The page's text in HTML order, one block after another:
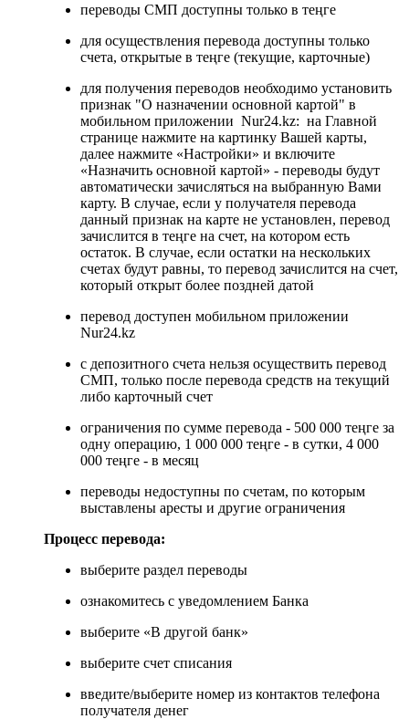
переводы СМП доступны только в теңге
для осуществления перевода доступны только
счета, открытые в теңге (текущие, карточные)
для получения переводов необходимо установить
признак "О назначении основной картой" в
мобильном приложении Nur24.kz: на Главной
странице нажмите на картинку Вашей карты,
далее нажмите «Настройки» и включите
«Назначить основной картой» - переводы будут
автоматически зачисляться на выбранную Вами
карту. В случае, если у получателя перевода
данный признак на карте не установлен, перевод
зачислится в теңге на счет, на котором есть
остаток. В случае, если остатки на нескольких
счетах будут равны, то перевод зачислится на счет,
который открыт более поздней датой
перевод доступен мобильном приложении
Nur24.kz
с депозитного счета нельзя осуществить перевод
СМП, только после перевода средств на текущий
либо карточный счет
ограничения по сумме перевода - 500 000 теңге за
одну операцию, 1 000 000 теңге - в сутки, 4 000
000 теңге - в месяц
переводы недоступны по счетам, по которым
выставлены аресты и другие ограничения
Процесс перевода:
выберите раздел переводы
ознакомитесь с уведомлением Банка
выберите «В другой банк»
выберите счет списания
введите/выберите номер из контактов телефона
получателя денег